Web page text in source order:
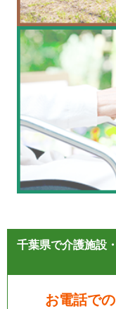
千葉県で介護施設
お電話で